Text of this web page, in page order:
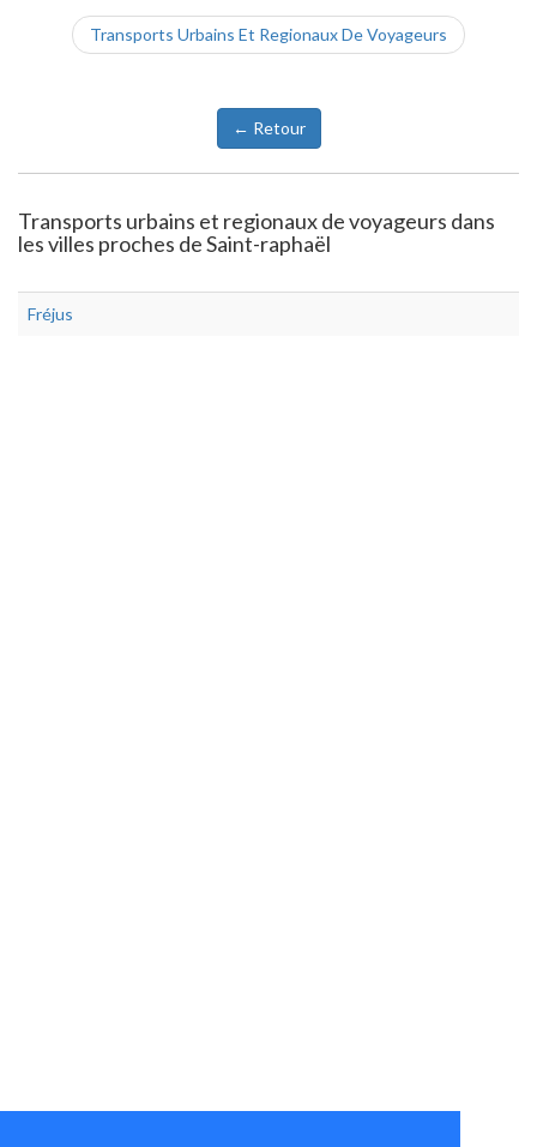
Transports Urbains Et Regionaux De Voyageurs
← Retour
Transports urbains et regionaux de voyageurs dans
les villes proches de Saint-raphaël
Fréjus